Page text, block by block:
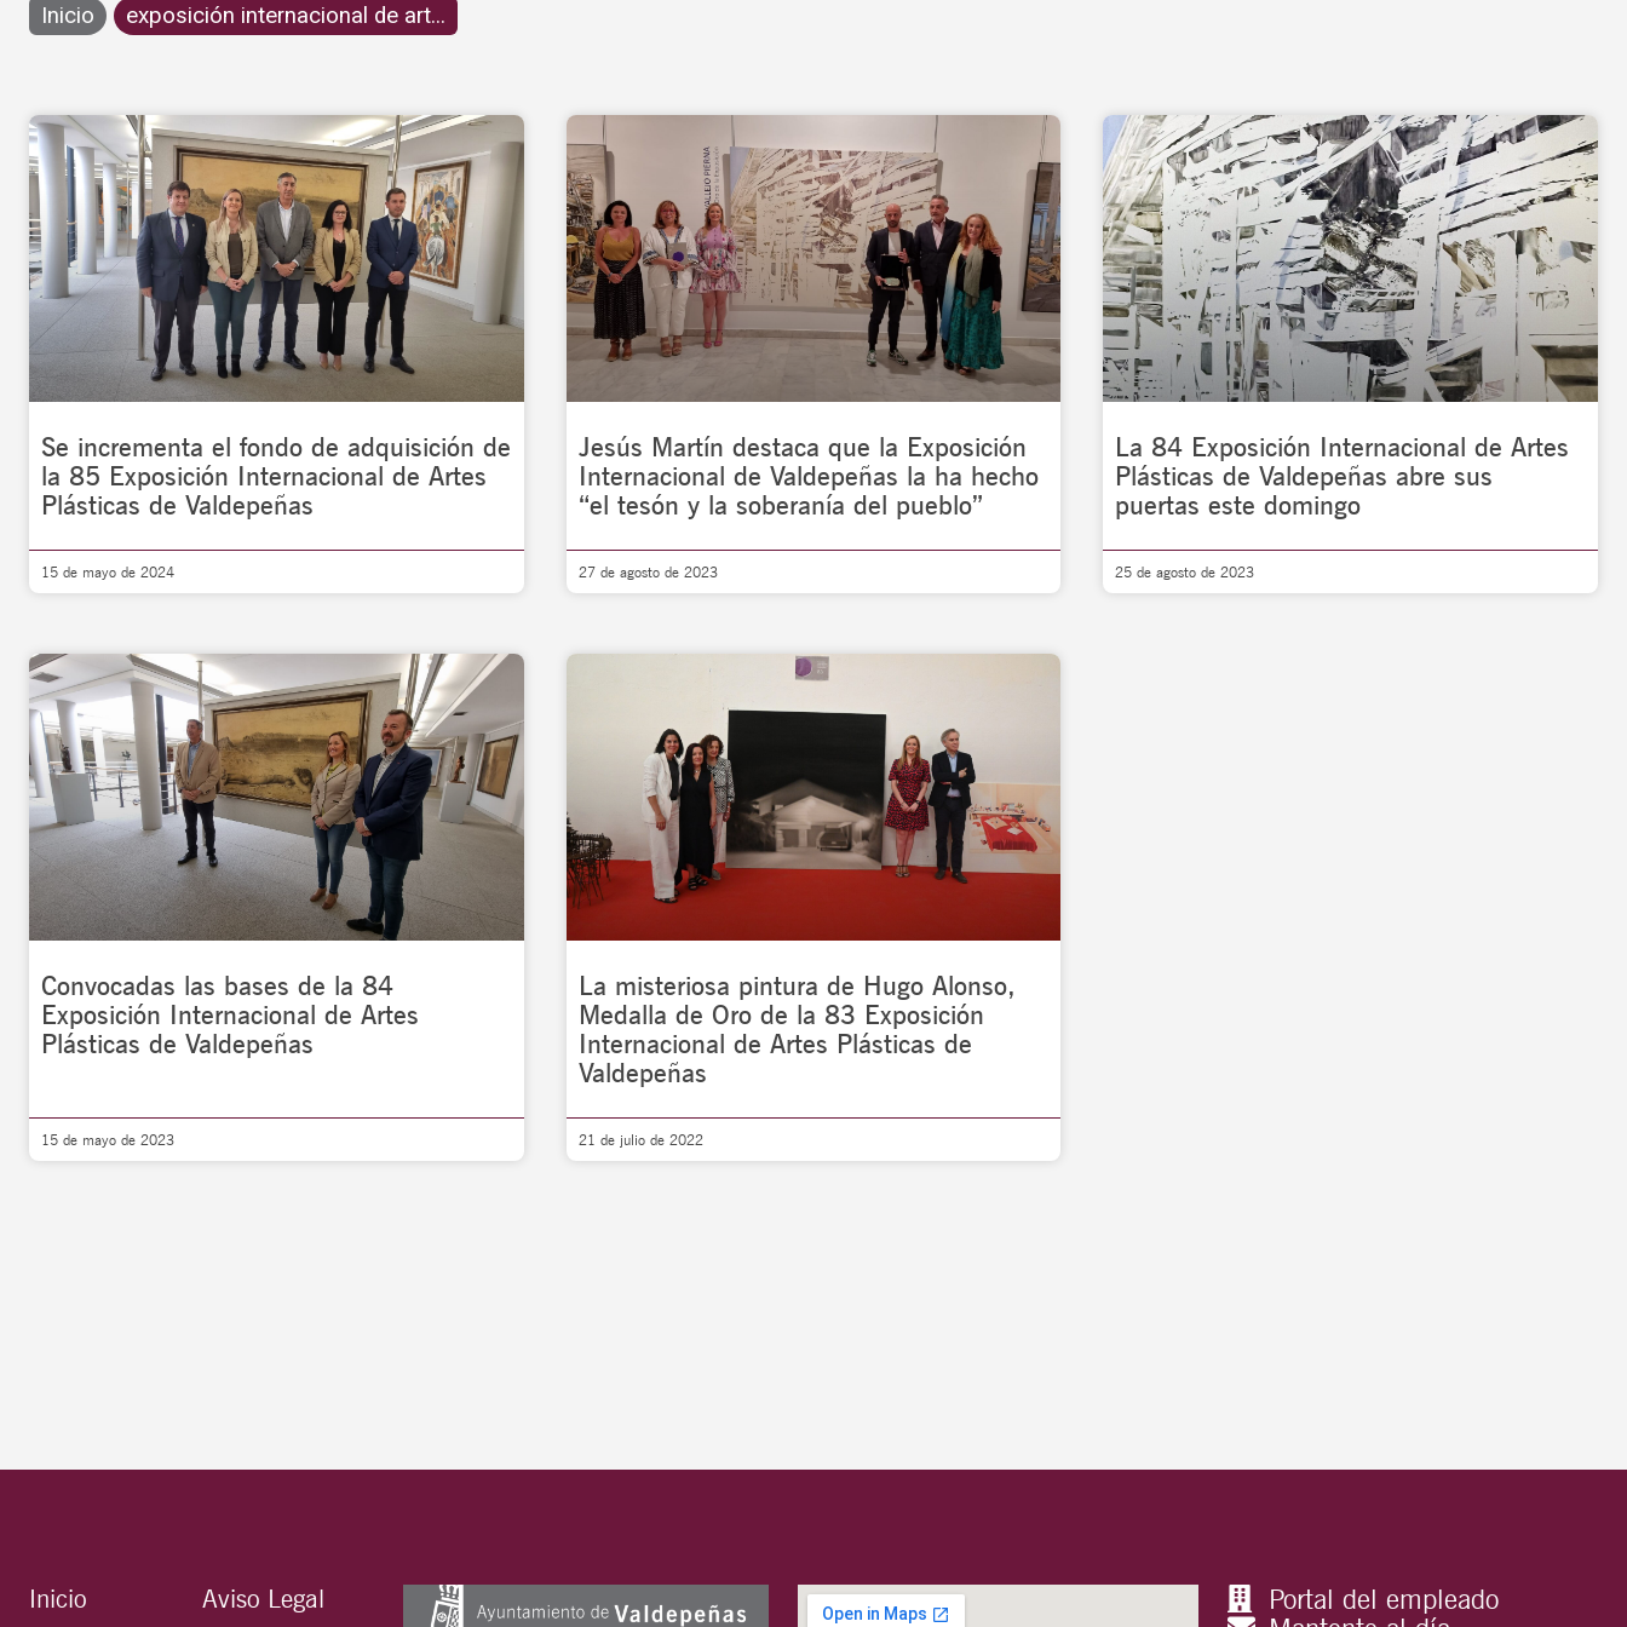
Inicio exposición internacional de art...
Se incrementa el fondo de adquisición de
la 85 Exposición Internacional de Artes
Plásticas de Valdepeñas
15 de mayo de 2024
Jesús Martín destaca que la Exposición
Internacional de Valdepeñas la ha hecho
“el tesón y la soberanía del pueblo”
27 de agosto de 2023
La 84 Exposición Internacional de Artes
Plásticas de Valdepeñas abre sus
puertas este domingo
25 de agosto de 2023
Convocadas las bases de la 84
Exposición Internacional de Artes
Plásticas de Valdepeñas
15 de mayo de 2023
La misteriosa pintura de Hugo Alonso,
Medalla de Oro de la 83 Exposición
Internacional de Artes Plásticas de
Valdepeñas
21 de julio de 2022
Inicio
Aviso Legal
Portal del empleado